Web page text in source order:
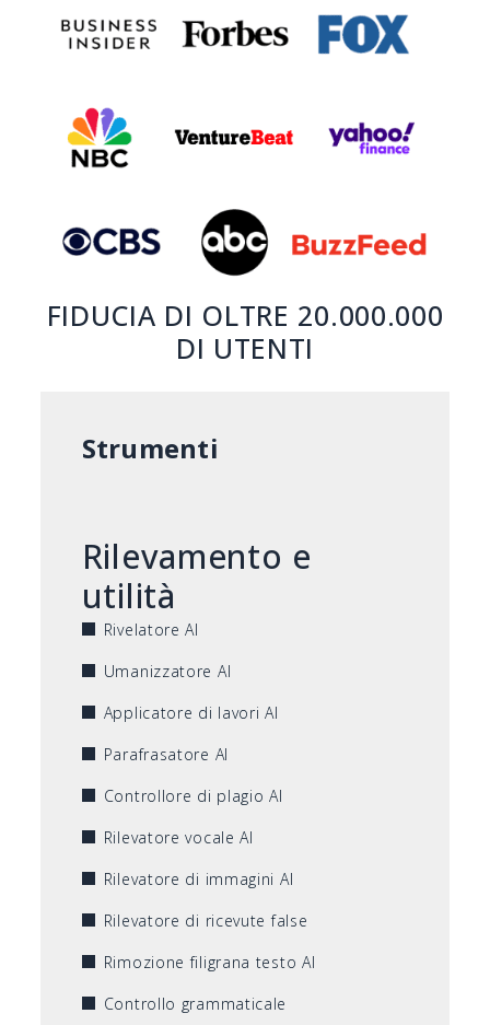
FIDUCIA DI OLTRE 20.000.000
DI UTENTI
Strumenti
Rilevamento e
utilità
Rivelatore AI
Umanizzatore AI
Applicatore di lavori AI
Parafrasatore AI
Controllore di plagio AI
Rilevatore vocale AI
Rilevatore di immagini AI
Rilevatore di ricevute false
Rimozione filigrana testo AI
Controllo grammaticale